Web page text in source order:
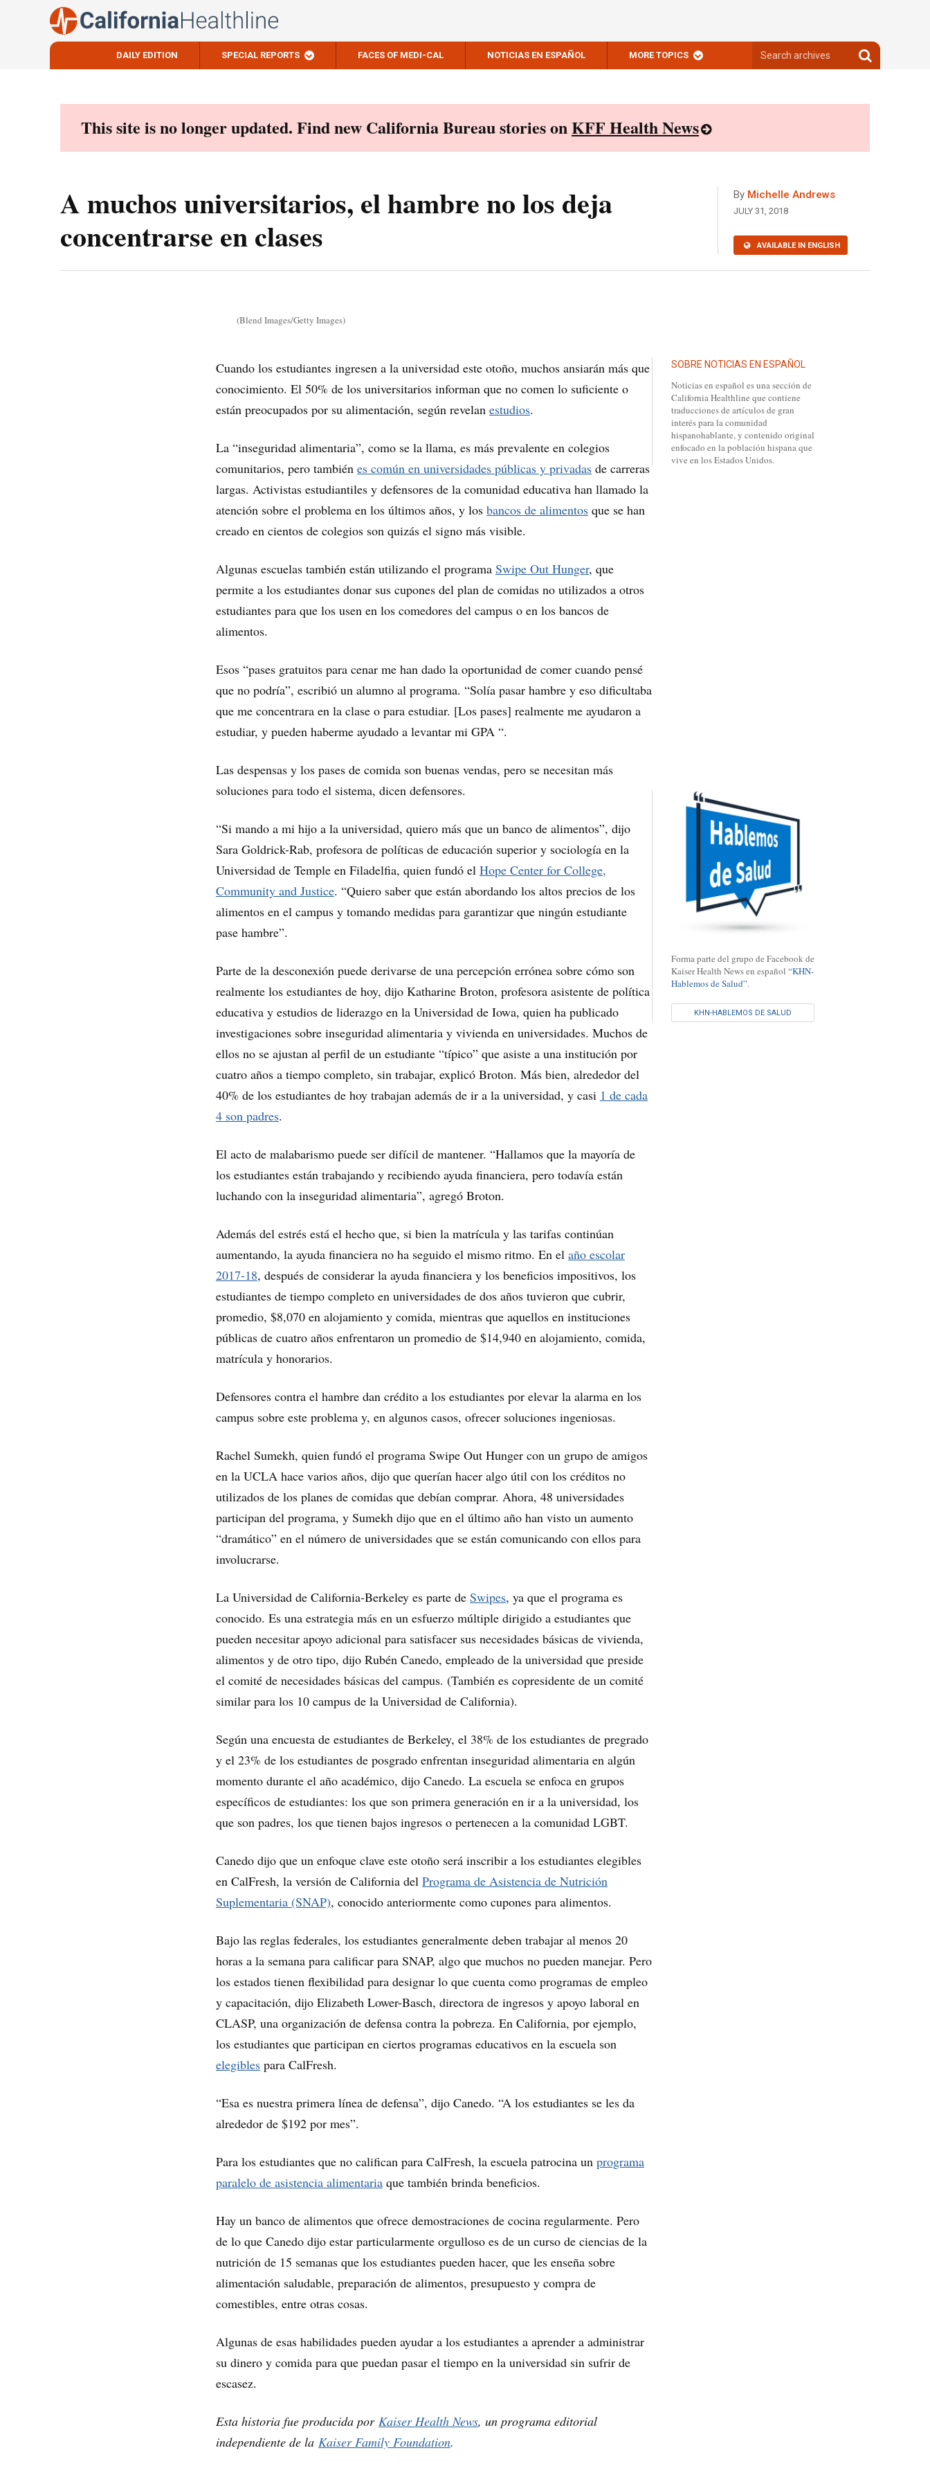
DAILY EDITION SPECIAL REPORTS FACES OF MEDI-CAL NOTICIAS EN ESPAÑOL MORE TOPICS
archives
Search
archives
This site is no longer updated. Find new California Bureau stories onKFF Health News
A muchos universitarios, el hambre no los deja
concentrarse en clases
By Michelle Andrews
JULY 31, 2018
AVAILABLE IN ENGLISH
(Blend Images/Getty Images)
SOBRE NOTICIAS EN ESPAÑOL
Noticias en español es una sección de
California Healthline que contiene
traducciones de artículos de gran
interés para la comunidad
hispanohablante, y contenido original
enfocado en la población hispana que
vive en los Estados Unidos.
Cuando los estudiantes ingresen a la universidad este otoño, muchos ansiarán más que
conocimiento. El 50% de los universitarios informan que no comen lo suficiente o
están preocupados por su alimentación, según revelan estudios.
La “inseguridad alimentaria”, como se la llama, es más prevalente en colegios
comunitarios, pero también es común en universidades públicas y privadas de carreras
largas. Activistas estudiantiles y defensores de la comunidad educativa han llamado la
atención sobre el problema en los últimos años, y los bancos de alimentos que se han
creado en cientos de colegios son quizás el signo más visible.
Algunas escuelas también están utilizando el programa Swipe Out Hunger, que
permite a los estudiantes donar sus cupones del plan de comidas no utilizados a otros
estudiantes para que los usen en los comedores del campus o en los bancos de
alimentos.
Esos “pases gratuitos para cenar me han dado la oportunidad de comer cuando pensé
que no podría”, escribió un alumno al programa. “Solía ​​pasar hambre y eso dificultaba
que me concentrara en la clase o para estudiar. [Los pases] realmente me ayudaron a
estudiar, y pueden haberme ayudado a levantar mi GPA “.
Forma parte del grupo de Facebook de
Kaiser Health News en español “KHN-
Hablemos de Salud”.
KHN-HABLEMOS DE SALUD
Las despensas y los pases de comida son buenas vendas, pero se necesitan más
soluciones para todo el sistema, dicen defensores.
“Si mando a mi hijo a la universidad, quiero más que un banco de alimentos”, dijo
Sara Goldrick-Rab, profesora de políticas de educación superior y sociología en la
Universidad de Temple en Filadelfia, quien fundó el Hope Center for College,
Community and Justice. “Quiero saber que están abordando los altos precios de los
alimentos en el campus y tomando medidas para garantizar que ningún estudiante
pase hambre”.
Parte de la desconexión puede derivarse de una percepción errónea sobre cómo son
realmente los estudiantes de hoy, dijo Katharine Broton, profesora asistente de política
educativa y estudios de liderazgo en la Universidad de Iowa, quien ha publicado
investigaciones sobre inseguridad alimentaria y vivienda en universidades. Muchos de
ellos no se ajustan al perfil de un estudiante “típico” que asiste a una institución por
cuatro años a tiempo completo, sin trabajar, explicó Broton. Más bien, alrededor del
40% de los estudiantes de hoy trabajan además de ir a la universidad, y casi 1 de cada
4 son padres.
El acto de malabarismo puede ser difícil de mantener. “Hallamos que la mayoría de
los estudiantes están trabajando y recibiendo ayuda financiera, pero todavía están
luchando con la inseguridad alimentaria”, agregó Broton.
Además del estrés está el hecho que, si bien la matrícula y las tarifas continúan
aumentando, la ayuda financiera no ha seguido el mismo ritmo. En el año escolar
2017-18, después de considerar la ayuda financiera y los beneficios impositivos, los
estudiantes de tiempo completo en universidades de dos años tuvieron que cubrir,
promedio, $8,070 en alojamiento y comida, mientras que aquellos en instituciones
públicas de cuatro años enfrentaron un promedio de $14,940 en alojamiento, comida,
matrícula y honorarios.
Defensores contra el hambre dan crédito a los estudiantes por elevar la alarma en los
campus sobre este problema y, en algunos casos, ofrecer soluciones ingeniosas.
Rachel Sumekh, quien fundó el programa Swipe Out Hunger con un grupo de amigos
en la UCLA hace varios años, dijo que querían hacer algo útil con los créditos no
utilizados de los planes de comidas que debían comprar. Ahora, 48 universidades
participan del programa, y Sumekh dijo que en el último año han visto un aumento
“dramático” en el número de universidades que se están comunicando con ellos para
involucrarse.
La Universidad de California-Berkeley es parte de Swipes, ya que el programa es
conocido. Es una estrategia más en un esfuerzo múltiple dirigido a estudiantes que
pueden necesitar apoyo adicional para satisfacer sus necesidades básicas de vivienda,
alimentos y de otro tipo, dijo Rubén Canedo, empleado de la universidad que preside
el comité de necesidades básicas del campus. (También es copresidente de un comité
similar para los 10 campus de la Universidad de California).
Según una encuesta de estudiantes de Berkeley, el 38% de los estudiantes de pregrado
y el 23% de los estudiantes de posgrado enfrentan inseguridad alimentaria en algún
momento durante el año académico, dijo Canedo. La escuela se enfoca en grupos
específicos de estudiantes: los que son primera generación en ir a la universidad, los
que son padres, los que tienen bajos ingresos o pertenecen a la comunidad LGBT.
Canedo dijo que un enfoque clave este otoño será inscribir a los estudiantes elegibles
en CalFresh, la versión de California del Programa de Asistencia de Nutrición
Suplementaria (SNAP), conocido anteriormente como cupones para alimentos.
Bajo las reglas federales, los estudiantes generalmente deben trabajar al menos 20
horas a la semana para calificar para SNAP, algo que muchos no pueden manejar. Pero
los estados tienen flexibilidad para designar lo que cuenta como programas de empleo
y capacitación, dijo Elizabeth Lower-Basch, directora de ingresos y apoyo laboral en
CLASP, una organización de defensa contra la pobreza. En California, por ejemplo,
los estudiantes que participan en ciertos programas educativos en la escuela son
elegibles para CalFresh.
“Esa es nuestra primera línea de defensa”, dijo Canedo. “A los estudiantes se les da
alrededor de $192 por mes”.
Para los estudiantes que no califican para CalFresh, la escuela patrocina un programa
paralelo de asistencia alimentaria que también brinda beneficios.
Hay un banco de alimentos que ofrece demostraciones de cocina regularmente. Pero
de lo que Canedo dijo estar particularmente orgulloso es de un curso de ciencias de la
nutrición de 15 semanas que los estudiantes pueden hacer, que les enseña sobre
alimentación saludable, preparación de alimentos, presupuesto y compra de
comestibles, entre otras cosas.
Algunas de esas habilidades pueden ayudar a los estudiantes a aprender a administrar
su dinero y comida para que puedan pasar el tiempo en la universidad sin sufrir de
escasez.
Esta historia fue producida por Kaiser Health News, un programa editorial
independiente de la Kaiser Family Foundation.